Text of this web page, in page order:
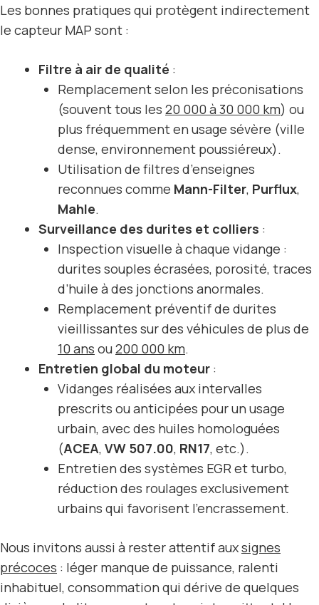
Les bonnes pratiques qui protègent indirectement
le capteur MAP sont :
Filtre à air de qualité :
Remplacement selon les préconisations
(souvent tous les 20 000 à 30 000 km) ou
plus fréquemment en usage sévère (ville
dense, environnement poussiéreux).
Utilisation de filtres d’enseignes
reconnues comme Mann-Filter, Purflux,
Mahle.
Surveillance des durites et colliers :
Inspection visuelle à chaque vidange :
durites souples écrasées, porosité, traces
d’huile à des jonctions anormales.
Remplacement préventif de durites
vieillissantes sur des véhicules de plus de
10 ans ou 200 000 km.
Entretien global du moteur :
Vidanges réalisées aux intervalles
prescrits ou anticipées pour un usage
urbain, avec des huiles homologuées
(ACEA, VW 507.00, RN17, etc.).
Entretien des systèmes EGR et turbo,
réduction des roulages exclusivement
urbains qui favorisent l’encrassement.
Nous invitons aussi à rester attentif auxsignes
précoces : léger manque de puissance, ralenti
inhabituel, consommation qui dérive de quelques